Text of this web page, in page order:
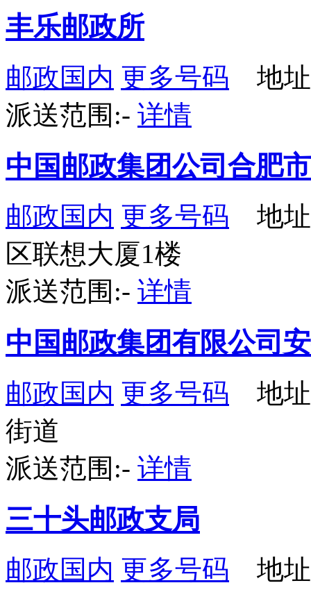
丰乐邮政所
邮政国内 更多号码 地址
派送范围:- 详情
中国邮政集团公司合肥
邮政国内 更多号码 地址
区联想大厦1楼
派送范围:- 详情
中国邮政集团有限公司
邮政国内 更多号码 地址
街道
派送范围:- 详情
三十头邮政支局
邮政国内 更多号码 地址